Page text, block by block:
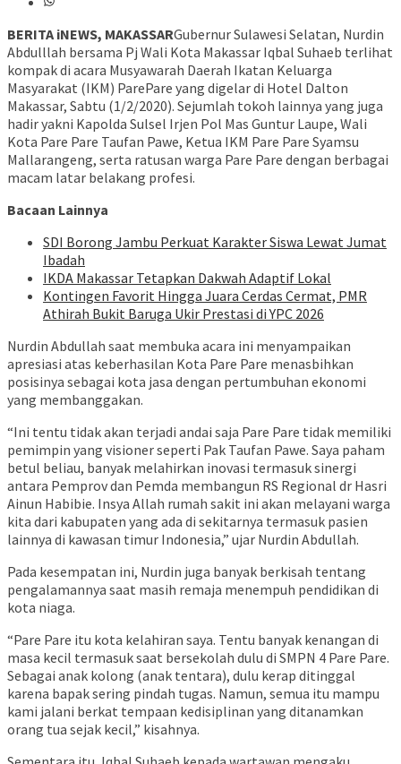
BERITA iNEWS, MAKASSARGubernur Sulawesi Selatan, Nurdin
Abdulllah bersama Pj Wali Kota Makassar Iqbal Suhaeb terlihat
kompak di acara Musyawarah Daerah Ikatan Keluarga
Masyarakat (IKM) ParePare yang digelar di Hotel Dalton
Makassar, Sabtu (1/2/2020). Sejumlah tokoh lainnya yang juga
hadir yakni Kapolda Sulsel Irjen Pol Mas Guntur Laupe, Wali
Kota Pare Pare Taufan Pawe, Ketua IKM Pare Pare Syamsu
Mallarangeng, serta ratusan warga Pare Pare dengan berbagai
macam latar belakang profesi.
Bacaan Lainnya
SDI Borong Jambu Perkuat Karakter Siswa Lewat Jumat
Ibadah
IKDA Makassar Tetapkan Dakwah Adaptif Lokal
Kontingen Favorit Hingga Juara Cerdas Cermat, PMR
Athirah Bukit Baruga Ukir Prestasi di YPC 2026
Nurdin Abdullah saat membuka acara ini menyampaikan
apresiasi atas keberhasilan Kota Pare Pare menasbihkan
posisinya sebagai kota jasa dengan pertumbuhan ekonomi
yang membanggakan.
“Ini tentu tidak akan terjadi andai saja Pare Pare tidak memiliki
pemimpin yang visioner seperti Pak Taufan Pawe. Saya paham
betul beliau, banyak melahirkan inovasi termasuk sinergi
antara Pemprov dan Pemda membangun RS Regional dr Hasri
Ainun Habibie. Insya Allah rumah sakit ini akan melayani warga
kita dari kabupaten yang ada di sekitarnya termasuk pasien
lainnya di kawasan timur Indonesia,” ujar Nurdin Abdullah.
Pada kesempatan ini, Nurdin juga banyak berkisah tentang
pengalamannya saat masih remaja menempuh pendidikan di
kota niaga.
“Pare Pare itu kota kelahiran saya. Tentu banyak kenangan di
masa kecil termasuk saat bersekolah dulu di SMPN 4 Pare Pare.
Sebagai anak kolong (anak tentara), dulu kerap ditinggal
karena bapak sering pindah tugas. Namun, semua itu mampu
kami jalani berkat tempaan kedisiplinan yang ditanamkan
orang tua sejak kecil,” kisahnya.